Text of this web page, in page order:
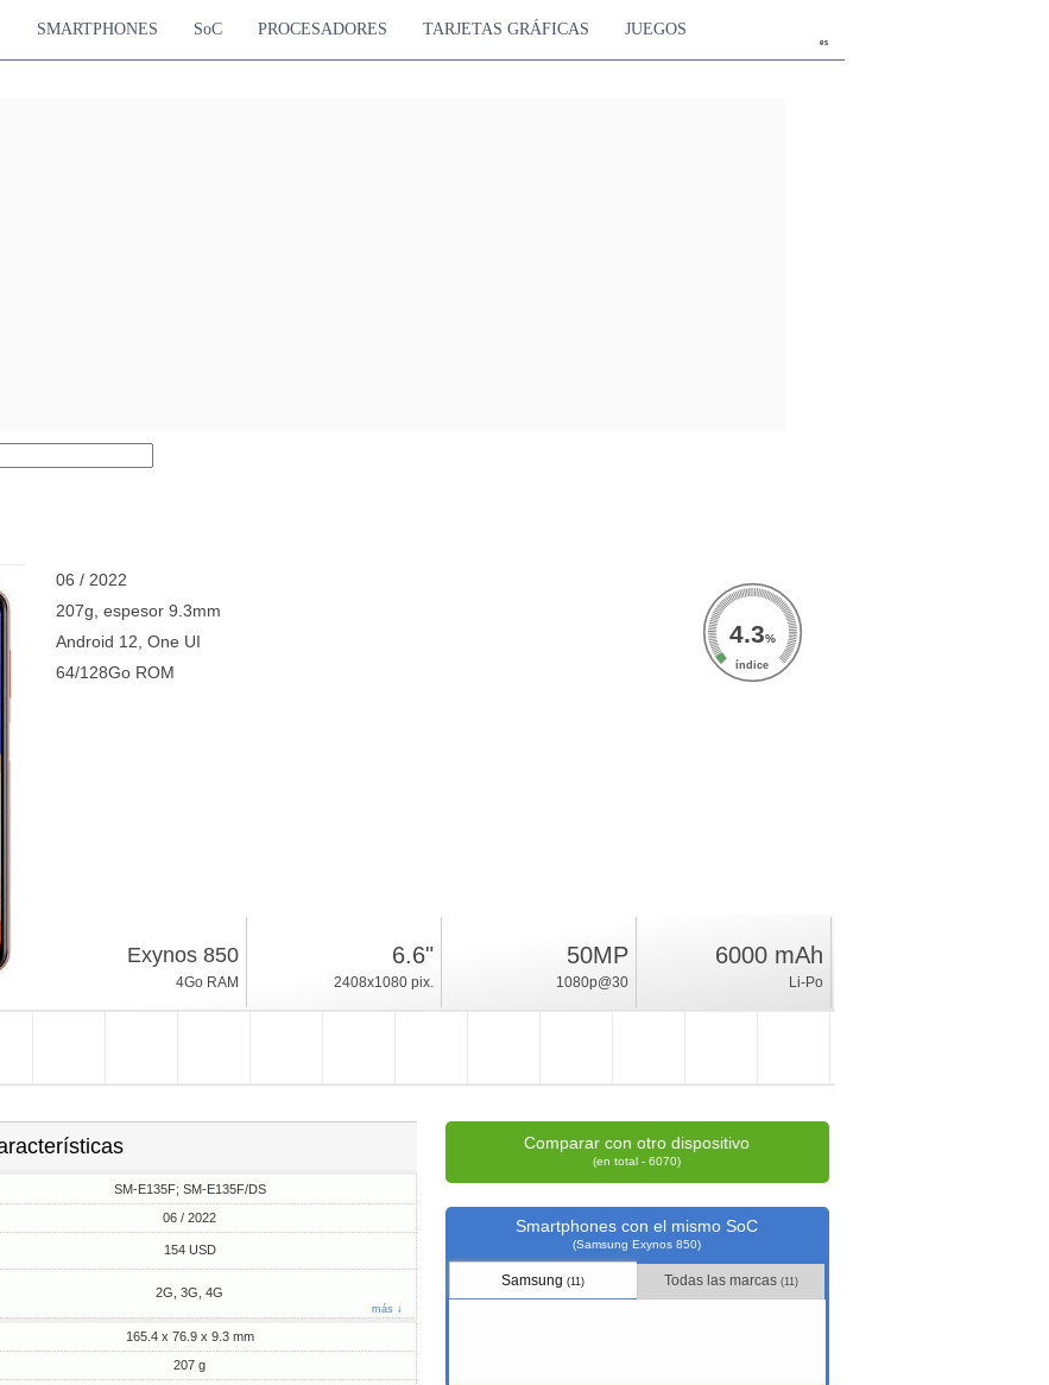
es
SMARTPHONES SoC PROCESADORES TARJETAS GRÁFICAS JUEGOS
06 / 2022
207g, espesor 9.3mm
Android 12, One UI
64/128Go ROM
4.3%
índice
Exynos 850
4Go RAM
6.6"
2408x1080 pix.
50MP
1080p@30
6000 mAh
Li-Po
SM-E135F; SM-E135F/DS
06 / 2022
154 USD
2G, 3G, 4G
más ↓
165.4 x 76.9 x 9.3 mm
207 g
Comparar con otro dispositivo
(en total - 6070)
Smartphones con el mismo SoC
(Samsung Exynos 850)
Samsung(11) Todas las marcas (11)